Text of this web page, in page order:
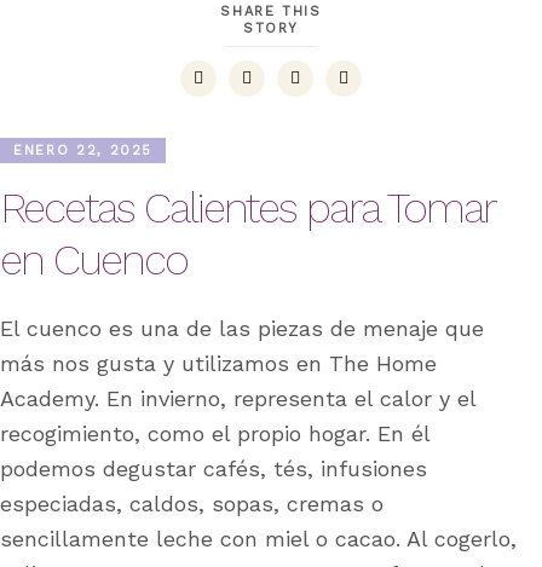
SHARE THIS
STORY
ENERO 22, 2025
Recetas Calientes para Tomar
en Cuenco
El cuenco es una de las piezas de menaje que
más nos gusta y utilizamos en The Home
Academy. En invierno, representa el calor y el
recogimiento, como el propio hogar. En él
podemos degustar cafés, tés, infusiones
especiadas, caldos, sopas, cremas o
sencillamente leche con miel o cacao. Al cogerlo,